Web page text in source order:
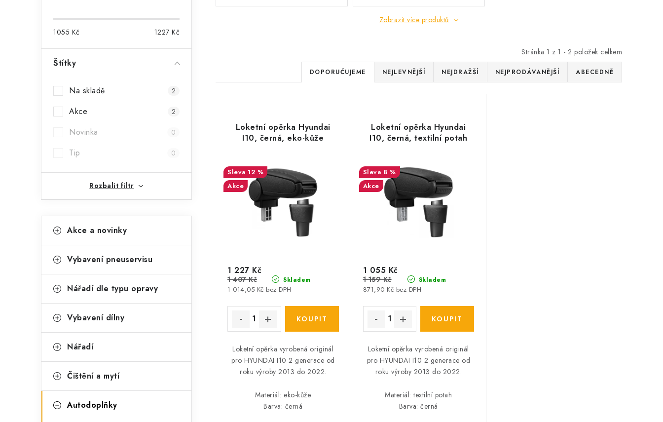
í
1055 Kč 1227 Kč
Štítky
Na skladě 2
Akce 2
Novinka 0
Tip 0
Rozbalit filtr
kategorie
a
e
o
i
Akce a novinky
Vybavení pneuservisu
Nářadí dle typu opravy
Vybavení dílny
Nářadí
Čištění a mytí
Autodoplňky
Zobrazit více produktů
Stránka 1 z 1 - 2 položek celkem
Ř
a
e
n
p
r
o
d
k
ů
DOPORUČUJEME NEJLEVNĚJŠÍ NEJDRAŽŠÍ NEJPRODÁVANĚJŠÍ ABECEDNĚ
p
Loketní opěrka Hyundai
I10, černá, eko-kůže
12 %
Akce
Skladem
1 014,05 Kč bez DPH
1 227 Kč
1 407 Kč
Loketní opěrka vyrobená originál
pro HYUNDAI I10 2 generace od
roku výroby 2013 do 2022.
Materiál: eko-kůže
Barva: černá
Loketní opěrka Hyundai
I10, černá, textilní potah
8 %
Akce
Skladem
871,90 Kč bez DPH
1 055 Kč
1 159 Kč
Loketní opěrka vyrobená originál
pro HYUNDAI I10 2 generace od
roku výroby 2013 do 2022.
Materiál: textilní potah
Barva: černá